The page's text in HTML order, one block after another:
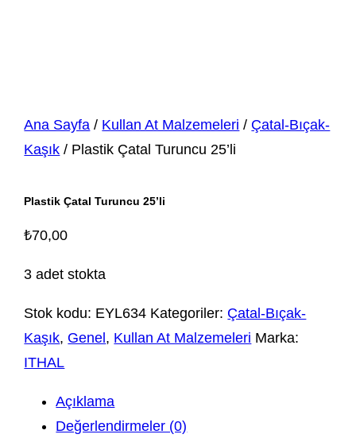
Ana Sayfa / Kullan At Malzemeleri / Çatal-Bıçak-
Kaşık / Plastik Çatal Turuncu 25’li
Plastik Çatal Turuncu 25’li
₺70,00
3 adet stokta
Stok kodu: EYL634 Kategoriler: Çatal-Bıçak-
Kaşık, Genel , Kullan At Malzemeleri Marka:
ITHAL
Açıklama
Değerlendirmeler (0)